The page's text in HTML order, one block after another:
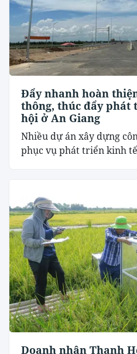
Đẩy nhanh hoàn
thông, thúc đẩy phát
hội ở An Giang
Nhiều dự án xây dựng
phục vụ phát triển kinh
Doanh nhân Thanh